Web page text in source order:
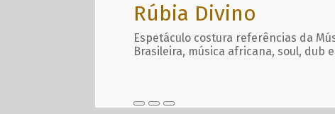
Rúbia Divino
Espetáculo costura referências da
Brasileira, música africana, soul, dub